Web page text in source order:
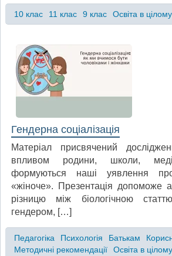
10 клас 11 клас 9 клас Освіта в цілому
Гендерна соціалізація
Матеріал присвячений
впливом родини, школи,
формуються наші уявлення
«жіноче». Презентація допоможе
різницю між біологічною
гендером, […]
Педагогіка Психологія Батькам
Методичні рекомендації
Освіта в цілому